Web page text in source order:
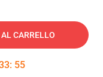
CARRELLO
: 54